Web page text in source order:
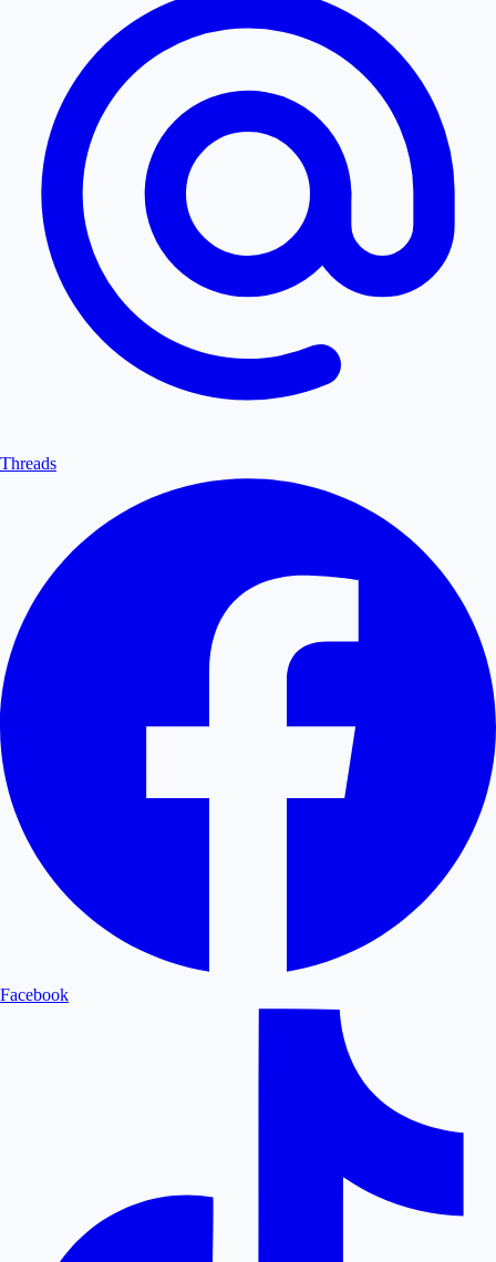
Threads
Facebook